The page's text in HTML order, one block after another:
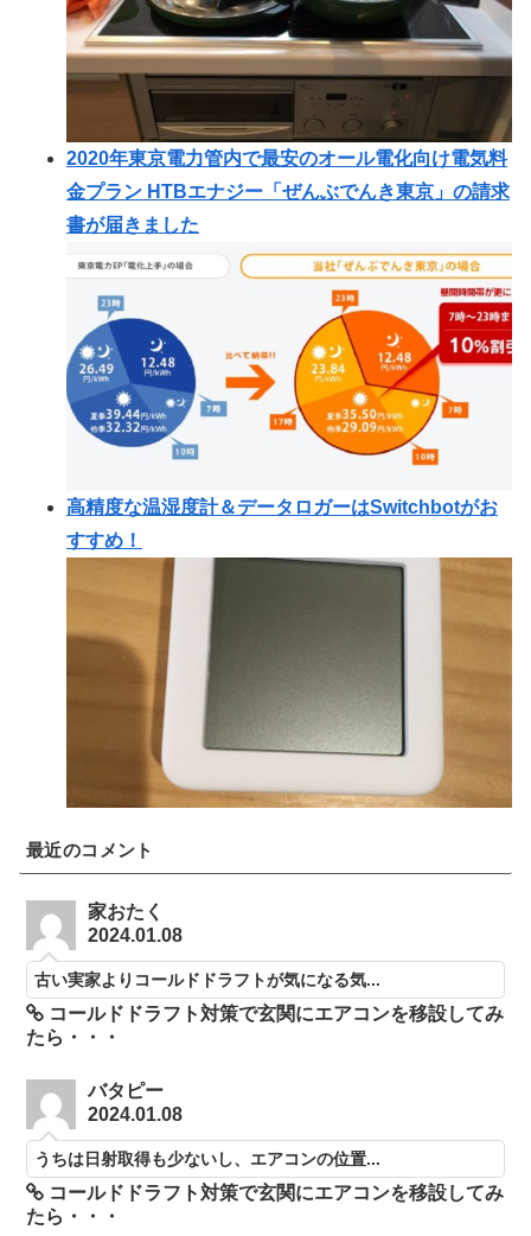
2020年東京電力管内で最安のオール電化向け電気料
金プラン HTBエナジー「ぜんぶでんき東京」の請求
書が届きました
高精度な温湿度計＆データロガーはSwitchbotがお
すすめ！
最近のコメント
家おたく
2024.01.08
古い実家よりコールドドラフトが気になる気...
コールドドラフト対策で玄関にエアコンを移設してみ
たら・・・
バタピー
2024.01.08
うちは日射取得も少ないし、エアコンの位置...
コールドドラフト対策で玄関にエアコンを移設してみ
たら・・・